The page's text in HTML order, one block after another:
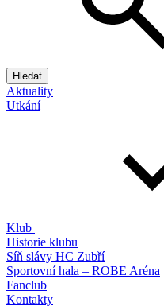
Hledat
Aktuality
Utkání
Klub
Historie klubu
Síň slávy HC Zubří
Sportovní hala – ROBE Aréna
Fanclub
Kontakty